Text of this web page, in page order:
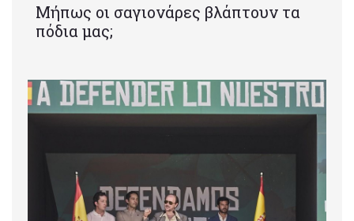
Μήπως οι σαγιονάρες βλάπτουν τα
πόδια μας;